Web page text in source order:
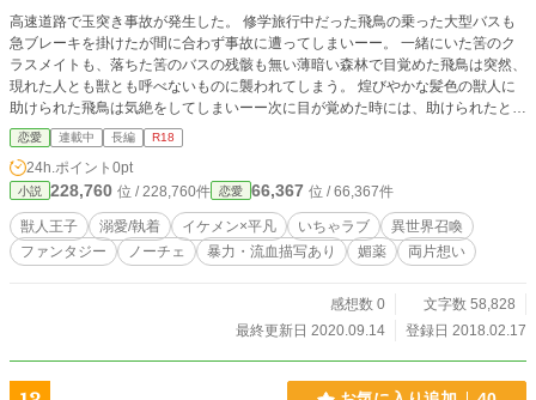
高速道路で玉突き事故が発生した。 修学旅行中だった飛鳥の乗った大型バスも
急ブレーキを掛けたが間に合わず事故に遭ってしまいーー。 一緒にいた筈のク
ラスメイトも、落ちた筈のバスの残骸も無い薄暗い森林で目覚めた飛鳥は突然、
現れた人とも獣とも呼べないものに襲われてしまう。 煌びやかな髪色の獣人に
助けられた飛鳥は気絶をしてしまいーー次に目が覚めた時には、助けられたとき
の記憶を忘れてしまっていた。 目の前にいるイケメン(人間)が、自分を助けてく
れた獣人だとは気付かない…。 そんな飛鳥を見て何を思ったかイケメンはいき
なり飛鳥にキスをして――。 飛鳥を愛し過ぎた王子の苦悩と執着。 王子を愛し
てるからこそ離れようとする飛鳥。 二人が互いの想いに気付く事は出来るの
か。 そして、想いが交差して幸せになれるのだろうか。 溺愛獣人王子×異世界
トリップ少女。
恋愛 連載中 長編 R18
24h.ポイント 0pt
小説 228,760 位 / 228,760件 恋愛 66,367 位 / 66,367件
獣人王子 溺愛/執着 イケメン×平凡 いちゃラブ
異世界召喚
ファンタジー
ノーチェ 暴力・流血描写あり 媚薬 両片想い
感想数 0
文字数 58,828
最終更新日 2020.09.14
登録日 2018.02.17